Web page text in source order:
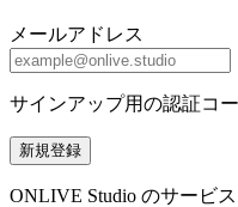
メールアドレス
サインアップ用の認証コ
新規登録
ONLIVE Studio のサービ